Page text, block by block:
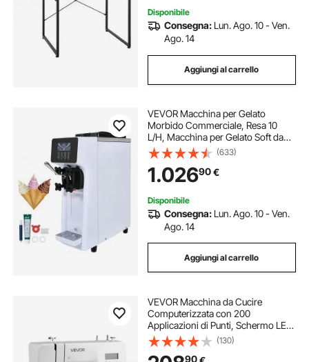
Disponibile
Consegna: Lun. Ago. 10 - Ven.
Ago. 14
Aggiungi al carrello
VEVOR Macchina per Gelato
Morbido Commerciale, Resa 10
L/H, Macchina per Gelato Soft da
Banco 900 W Monogusto,
Tramoggia da 4 Litri Cilindro da 1,6
L, Pannello LCD Autopulente, Bar,
Ristorante, Hotel
(633)
1.02690€
Disponibile
Consegna: Lun. Ago. 10 - Ven.
Ago. 14
Aggiungi al carrello
VEVOR Macchina da Cucire
Computerizzata con 200
Applicazioni di Punti, Schermo LED,
Pedale Luce, Macchina da Cucire
Digitale con Motore Potente per
(130)
90